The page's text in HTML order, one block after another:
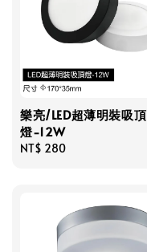
樂亮/LED超薄明裝吸頂
燈-12W
Regular
NT$ 280